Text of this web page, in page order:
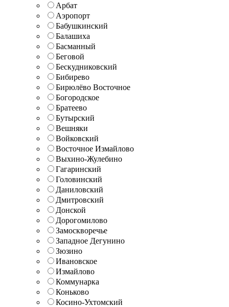
Арбат
Аэропорт
Бабушкинский
Балашиха
Басманный
Беговой
Бескудниковский
Бибирево
Бирюлёво Восточное
Богородское
Братеево
Бутырский
Вешняки
Войковский
Восточное Измайлово
Выхино-Жулебино
Гагаринский
Головинский
Даниловский
Дмитровский
Донской
Дорогомилово
Замоскворечье
Западное Дегунино
Зюзино
Ивановское
Измайлово
Коммунарка
Коньково
Косино-Ухтомский